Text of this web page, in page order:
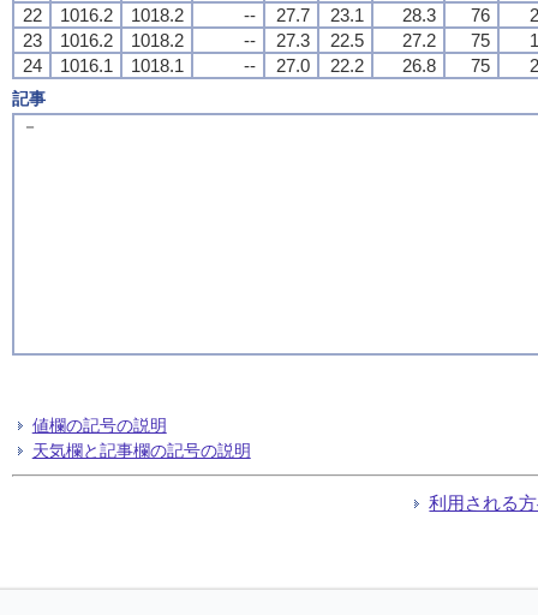
22
1016.2 1018.2 -- 27.7 23.1 28.3 76
23
1016.2 1018.2 -- 27.3 22.5 27.2 75
24
1016.1 1018.1 -- 27.0 22.2 26.8 75
記事
－
値欄の記号の説明
天気欄と記事欄の記号の説明
利用される